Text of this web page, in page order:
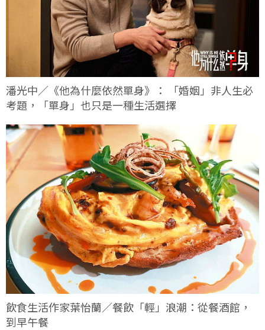
潘光中／《他為什麼依然單身》： 「婚姻」非人生必
考題，「單身」也只是一種生活選擇
飲食生活作家葉怡蘭／餐飲「輕」浪潮：從餐酒館，
到早午餐